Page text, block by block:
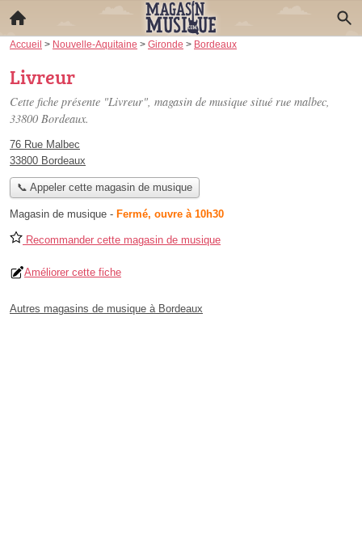
Accueil > Nouvelle-Aquitaine > Gironde > Bordeaux
Livreur
Cette fiche présente "Livreur", magasin de musique situé rue malbec,
33800 Bordeaux.
76 Rue Malbec
33800 Bordeaux
📞 Appeler cette magasin de musique
Magasin de musique - Fermé, ouvre à 10h30
Recommander cette magasin de musique
Améliorer cette fiche
Autres magasins de musique à Bordeaux